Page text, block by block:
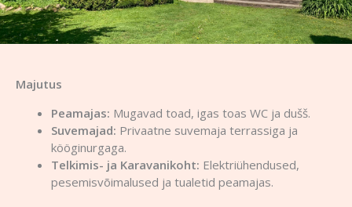
Majutus
Peamajas: Mugavad toad, igas toas WC ja dušš.
Suvemajad: Privaatne suvemaja terrassiga ja
kööginurgaga.
Telkimis- ja Karavanikoht: Elektriühendused,
pesemisvõimalused ja tualetid peamajas.